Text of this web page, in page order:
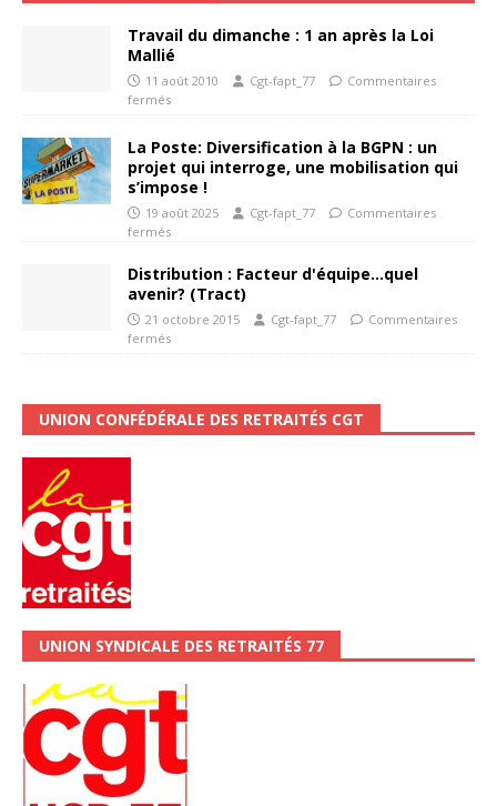
Travail du dimanche : 1 an après la Loi
Mallié
11 août 2010 Cgt-fapt_77
Commentaires
fermés
La Poste: Diversification à la BGPN : un
projet qui interroge, une mobilisation qui
s’impose !
19 août 2025 Cgt-fapt_77
Commentaires
fermés
Distribution : Facteur d'équipe…quel
avenir? (Tract)
21 octobre 2015 Cgt-fapt_77
Commentaires
fermés
UNION CONFÉDÉRALE DES RETRAITÉS CGT
UNION SYNDICALE DES RETRAITÉS 77